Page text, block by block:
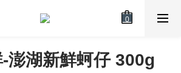
澎湖新鮮蚵仔 300g